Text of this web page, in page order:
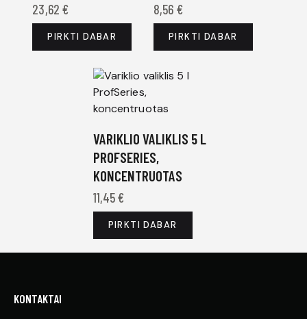
23,62 €
PIRKTI DABAR
8,56 €
PIRKTI DABAR
VARIKLIO VALIKLIS 5 L
PROFSERIES,
KONCENTRUOTAS
11,45€
PIRKTI DABAR
KONTAKTAI